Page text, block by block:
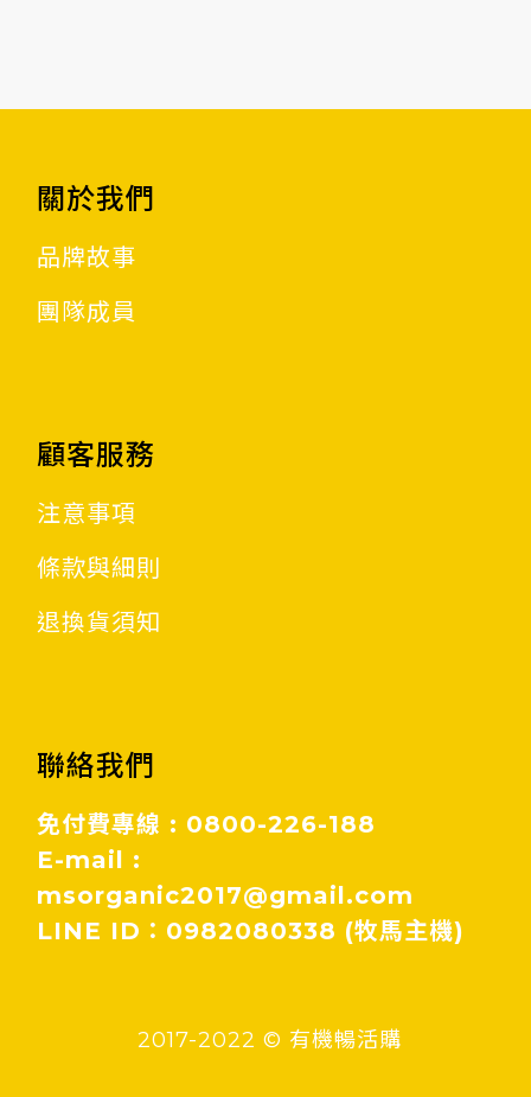
關於我們
品牌故事
團隊成員
顧客服務
注意事項
條款與細則
退換貨須知
聯絡我們
免付費專線 : 0800-226-188
E-mail :
msorganic2017@gmail.com
LINE ID：0982080338 (牧馬主機)
2017-2022 © 有機暢活購